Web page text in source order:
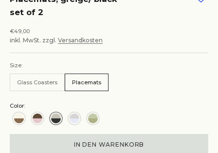
set of 2
Angebot
€49,00
inkl. MwSt. zzgl. Versandkosten
Size:
Glass Coasters Placemats
Color:
IN DEN WARENKORB